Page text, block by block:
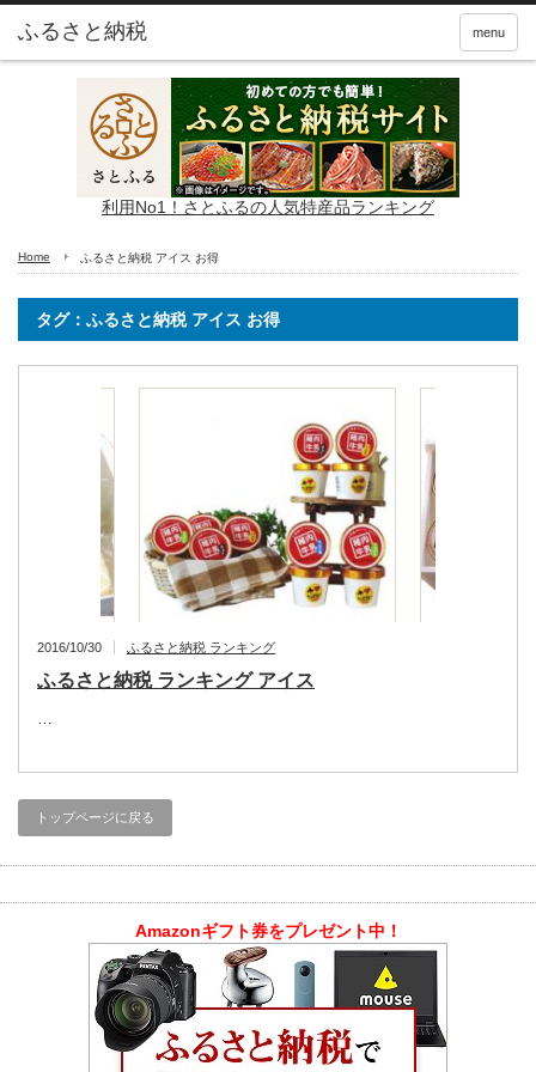
ふるさと納税 menu
利用No1！さとふるの人気特産品ランキング
Home ふるさと納税 アイス お得
タグ：ふるさと納税 アイス お得
2016/10/30 ふるさと納税 ランキング
ふるさと納税 ランキング アイス
…
トップページに戻る
Amazonギフト券をプレゼント中！